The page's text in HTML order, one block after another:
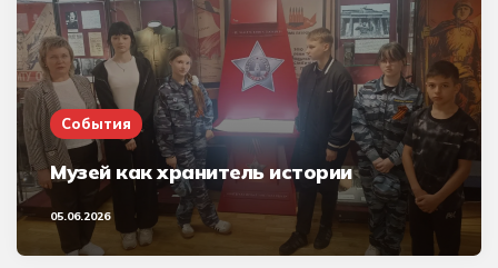
События
Музей как хранитель истории
05.06.2026